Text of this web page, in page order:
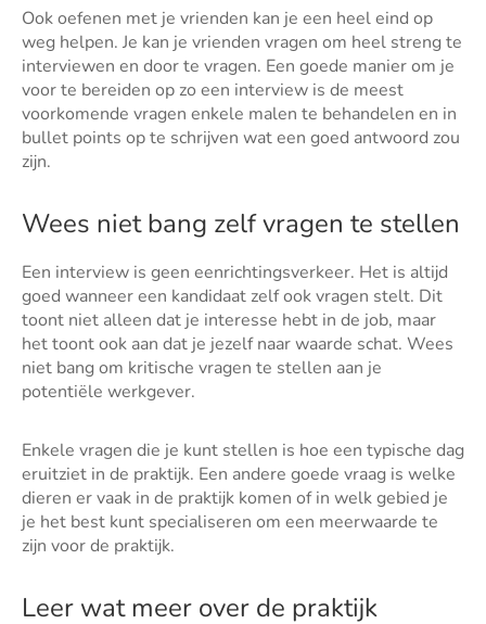
Ook oefenen met je vrienden kan je een heel eind op
weg helpen. Je kan je vrienden vragen om heel streng te
interviewen en door te vragen. Een goede manier om je
voor te bereiden op zo een interview is de meest
voorkomende vragen enkele malen te behandelen en in
bullet points op te schrijven wat een goed antwoord zou
zijn.
Wees niet bang zelf vragen te stellen
Een interview is geen eenrichtingsverkeer. Het is altijd
goed wanneer een kandidaat zelf ook vragen stelt. Dit
toont niet alleen dat je interesse hebt in de job, maar
het toont ook aan dat je jezelf naar waarde schat. Wees
niet bang om kritische vragen te stellen aan je
potentiële werkgever.
Enkele vragen die je kunt stellen is hoe een typische dag
eruitziet in de praktijk. Een andere goede vraag is welke
dieren er vaak in de praktijk komen of in welk gebied je
je het best kunt specialiseren om een meerwaarde te
zijn voor de praktijk.
Leer wat meer over de praktijk